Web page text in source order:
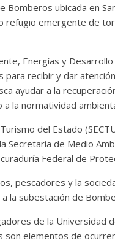
Bomberos ubicada en
refugio emergente de
Energías y Desarrollo
recibir y dar
ayudar a la
la normatividad
del Estado
Secretaría de Medio
Federal de
pescadores y la
la subestación de
de la Universidad
son elementos de